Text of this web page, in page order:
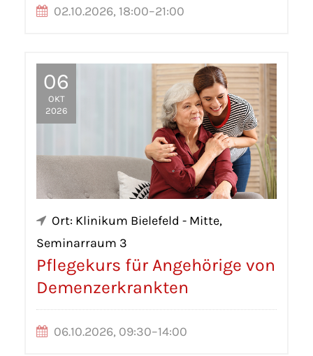
02.10.2026, 18:00–21:00
06
OKT
2026
Ort: Klinikum Bielefeld - Mitte,
Seminarraum 3
Pflegekurs für Angehörige von
Demenzerkrankten
06.10.2026, 09:30–14:00